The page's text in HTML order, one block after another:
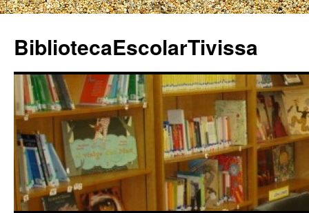
BibliotecaEscolarTivissa